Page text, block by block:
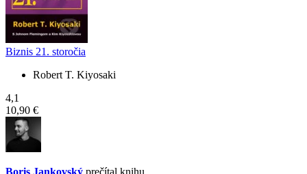
Biznis 21. storočia
Robert T. Kiyosaki
4,1
10,90 €
Boris Jankovský prečítal knihu